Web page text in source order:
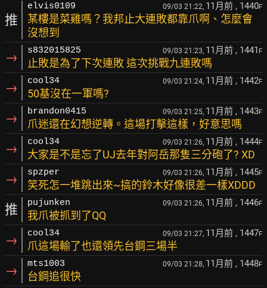
推
elvis0109 09/03 21:22, 11月前 , 1440F
某樓是菜雞嗎？我邦止大連敗都靠爪啊、怎麼會
沒想到
→ s832015825 09/03 21:23, 11月前 , 1441 F
止敗是為了下次連敗 這次挑戰九連敗嗎
→ cool34 09/03 21:24, 11月前 , 1442F
50基沒在一軍嗎?
→ brandon0415 09/03 21:25, 11月前 , 1443F
爪迷還在幻想逆轉。這場打擊這樣，好意思嗎
→ cool34 09/03 21:26, 11月前 , 1444F
大家是不是忘了UJ去年對阿岳那隻三分砲了? XD
→ spzper 09/03 21:26, 11月前 , 1445F
笑死怎一堆跳出來~搞的鈴木好像很差一樣XDDD
推 pujunken 09/03 21:26, 11月前 , 1446F
我爪被抓到了QQ
→ cool34 09/03 21:27, 11月前 , 1447F
爪這場輸了也還領先台鋼三場半
→ mts1003 09/03 21:28, 11月前 , 1448F
台鋼追很快